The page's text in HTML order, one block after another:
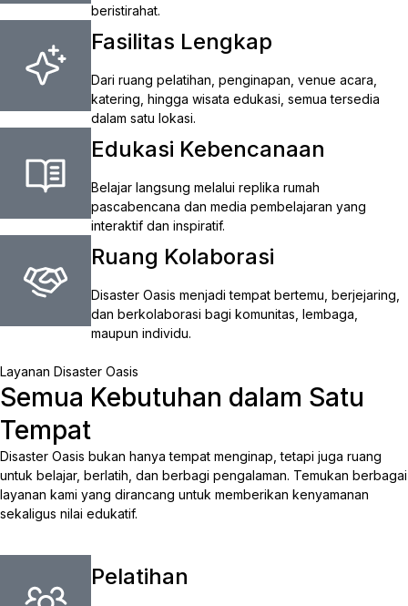
beristirahat.
Fasilitas Lengkap
Dari ruang pelatihan, penginapan, venue acara,
katering, hingga wisata edukasi, semua tersedia
dalam satu lokasi.
Edukasi Kebencanaan
Belajar langsung melalui replika rumah
pascabencana dan media pembelajaran yang
interaktif dan inspiratif.
Ruang Kolaborasi
Disaster Oasis menjadi tempat bertemu, berjejaring,
dan berkolaborasi bagi komunitas, lembaga,
maupun individu.
Layanan Disaster Oasis
Semua Kebutuhan dalam Satu
Tempat
Disaster Oasis bukan hanya tempat menginap, tetapi juga ruang
untuk belajar, berlatih, dan berbagi pengalaman. Temukan berbagai
layanan kami yang dirancang untuk memberikan kenyamanan
sekaligus nilai edukatif.
Pelatihan